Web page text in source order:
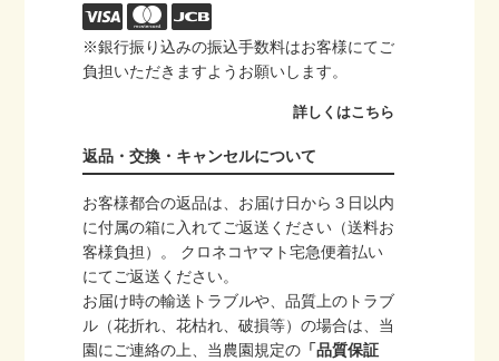
※銀行振り込みの振込手数料はお客様にてご
負担いただきますようお願いします。
詳しくはこちら
返品・交換・キャンセルについて
お客様都合の返品は、お届け日から３日以内
に付属の箱に入れてご返送ください（送料お
客様負担）。 クロネコヤマト宅急便着払い
にてご返送ください。
お届け時の輸送トラブルや、品質上のトラブ
ル（花折れ、花枯れ、破損等）の場合は、当
園にご連絡の上、当農園規定の 「品質保証